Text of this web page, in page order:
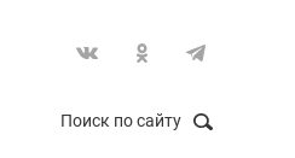
Поиск по сайту